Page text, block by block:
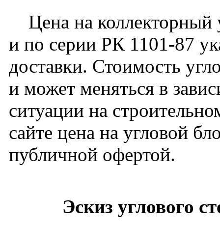
Цена на коллекторный
и по серии РК 1101-87
доставки. Стоимость
и может меняться в
ситуации на
сайте цена на угловой
публичной офертой.
Эскиз углового